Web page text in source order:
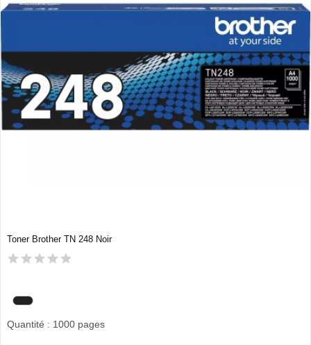
Toner Brother TN 248 Noir
Quantité : 1000 pages